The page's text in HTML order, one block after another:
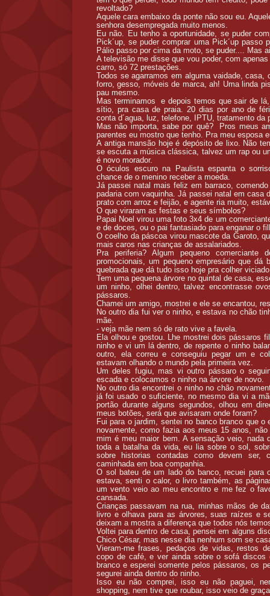
revoltado?
Aquele cara embaixo da ponte não sou eu.
senhora desempregada muito menos.
Eu não. Eu tenho a oportunidade, se puder
Pick´up, se puder comprar uma Pick´up
Pálio passo por cima da moto, se puder.... Mas
A televisão me disse que vou poder, com
carro, só 72 prestações.
Todos se agarramos em alguma vaidade,
forro, gesso, móveis de marca, ah! Uma linda
pau mesmo.
Mas terminamos e depois temos que sair de
sítio, pra casa de praia. 20 dias por ano de
conta d´agua, luz, telefone, IPTU, tratamento da
Mas não importa, sabe por quê? Pros meus
parentes eu mostro que tenho. Pra meu esposa
A antiga mansão hoje é depósito de lixo. Não
se escuta a música clássica, talvez um rap ou
é novo morador.
O óculos escuro na Paulista espanta o
chance de o menino receber a moeda.
Já passei natal mais feliz em barraco,
padaria com vaquinha. Já passei natal em casa
prato com arroz e feijão, e agente ria muito,
O que viraram as festas e seus símbolos?
Papai Noel virou uma foto 3x4 de um
e de doces, ou o pai fantasiado para enganar o
O coelho da páscoa virou mascote da Garoto,
mais caros nas crianças de assalariados.
Pra periferia? Algum pequeno
promocionais, um pequeno empresário que dá
quebrada que dá tudo isso hoje pra colher
Tem uma pequena árvore no quintal de casa,
um ninho, olhei dentro, talvez encontrasse
pássaros.
Chamei um amigo, mostrei e ele se encantou,
No outro dia fui ver o ninho, e estava no chão
mãe.
- veja mãe nem só de rato vive a favela.
Ela olhou e gostou. Lhe mostrei dois pássaros
ninho e vi um lá dentro, de repente o ninho
outro, ela correu e conseguiu pegar um e
estavam olhando o mundo pela primeira vez.
Um deles fugiu, mas vi outro pássaro o
escada e colocamos o ninho na árvore de novo.
No outro dia encontrei o ninho no chão
já foi usado o suficiente, no mesmo dia vi a
portão durante alguns segundos, olhou em
meus botões, será que avisaram onde foram?
Fui para o jardim, sentei no banco branco que
novamente, como fazia aos meus 15 anos,
mim é meu maior bem. A sensação veio, nada
toda a batalha da vida, eu lia sobre o sol,
sobre historias contadas como devem ser,
caminhada em boa companhia.
O sol bateu de um lado do banco, recuei para
estava, senti o calor, o livro também, as
um vento veio ao meu encontro e me fez o
cansada.
Crianças passavam na rua, minhas mãos de
livro e olhava para as árvores, suas raízes e
deixam a mostra a diferença que todos nós
Voltei para dentro de casa, pensei em alguns
Chico César, mas nesse dia nenhum som se
Vieram-me frases, pedaços de vidas, restos
copo de café, e ver ainda sobre o sofá discos
branco e esperei somente pelos pássaros, os
segurei ainda dentro do ninho.
Isso eu não comprei, isso eu não paguei,
shopping, nem tive que roubar, isso veio de